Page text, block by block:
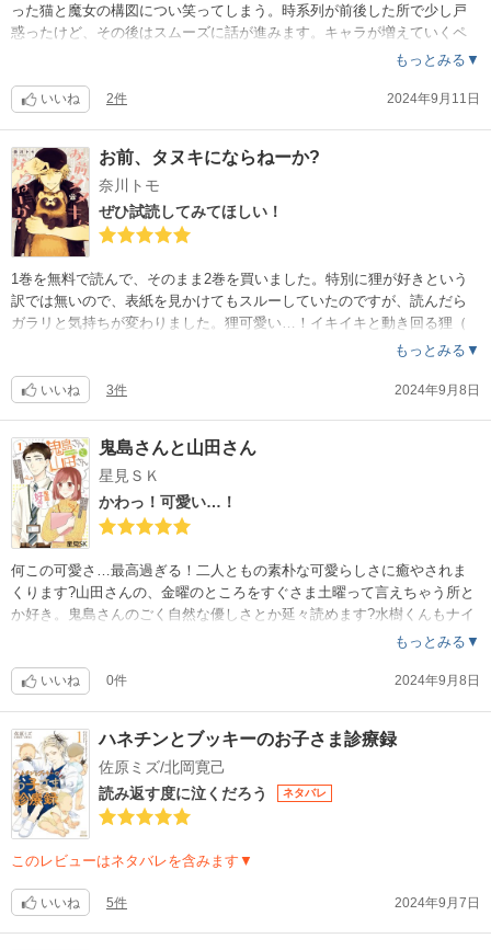
った猫と魔女の構図につい笑ってしまう。時系列が前後した所で少し戸
惑ったけど、その後はスムーズに話が進みます。キャラが増えていくペ
ースも無理が無く、冬の小学館のお買い物では絶対買って最後まで読み
もっとみる▼
いいね 2件 2024年9月11日
お前、タヌキにならねーか?
奈川トモ
ぜひ試読してみてほしい！
1巻を無料で読んで、そのまま2巻を買いました。特別に狸が好きという
訳では無いので、表紙を見かけてもスルーしていたのですが、読んだら
ガラリと気持ちが変わりました。狸可愛い…！イキイキと動き回る狸（
ときどき人間）達にすっかり魅了されました。1話ずつ楽しめて、アフタ
果的で良かったです！
もっとみる▼
いいね 3件 2024年9月8日
鬼島さんと山田さん
星見ＳＫ
かわっ！可愛い…！
何この可愛さ…最高過ぎる！二人ともの素朴な可愛らしさに癒やされま
くります?山田さんの、金曜のところをすぐさま土曜って言えちゃう所と
か好き。鬼島さんのごく自然な優しさとか延々読めます?水樹くんもナイ
もっとみる▼
いいね 0件 2024年9月8日
ハネチンとブッキーのお子さま診療録
佐原ミズ/北岡寛己
読み返す度に泣くだろう
ネタバレ
このレビューはネタバレを含みます▼
いいね 5件 2024年9月7日